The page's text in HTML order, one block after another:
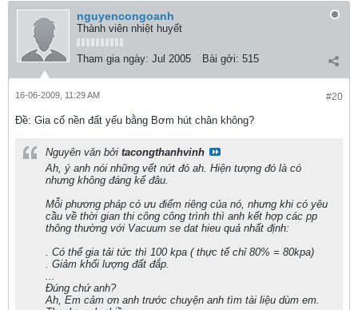
nguyencongoanh
Thành viên nhiệt huyết
Tham gia ngày: Jul 2005 Bài gởi: 515
#20
16-06-2009, 11:29 AM
Ðề: Gia cố nền đất yếu bằng Bơm hút chân không?
Nguyên văn bởi tacongthanhvinh
Ah, ý anh nói những vết nứt đó ah. Hiện tượng đó là có
nhưng không đáng kể đâu.
Mỗi phương pháp có ưu điểm riêng của nó, nhưng khi có yêu
cầu về thời gian thi công công trình thì anh kết hợp các pp
thông thường với Vacuum se dat hieu quả nhất định:
. Có thể gia tải tức thì 100 kpa ( thực tế chỉ 80% = 80kpa)
. Giảm khối lượng đất đắp.
...
Đúng chứ anh?
Ah, Em cảm ơn anh trước chuyện anh tìm tài liệu dùm em.